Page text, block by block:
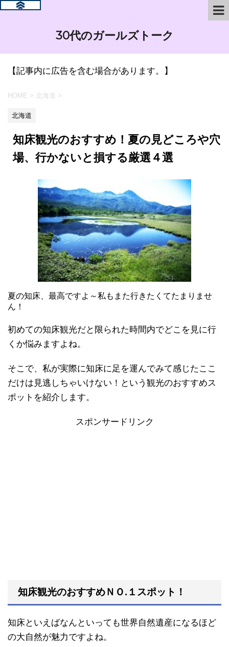
30代のガールズトーク
【記事内に広告を含む場合があります。】
HOME > 北海道 >
北海道
知床観光のおすすめ！夏の見どころや穴
場、行かないと損する厳選４選
夏の知床、最高ですよ～私もまた行きたくてたまりませ
ん！
初めての知床観光だと限られた時間内でどこを見に行
くか悩みますよね。
そこで、私が実際に知床に足を運んでみて感じたここ
だけは見逃しちゃいけない！という観光のおすすめス
ポットを紹介します。
スポンサードリンク
知床観光のおすすめＮＯ.１スポット！
知床といえばなんといっても世界自然遺産になるほど
の大自然が魅力ですよね。